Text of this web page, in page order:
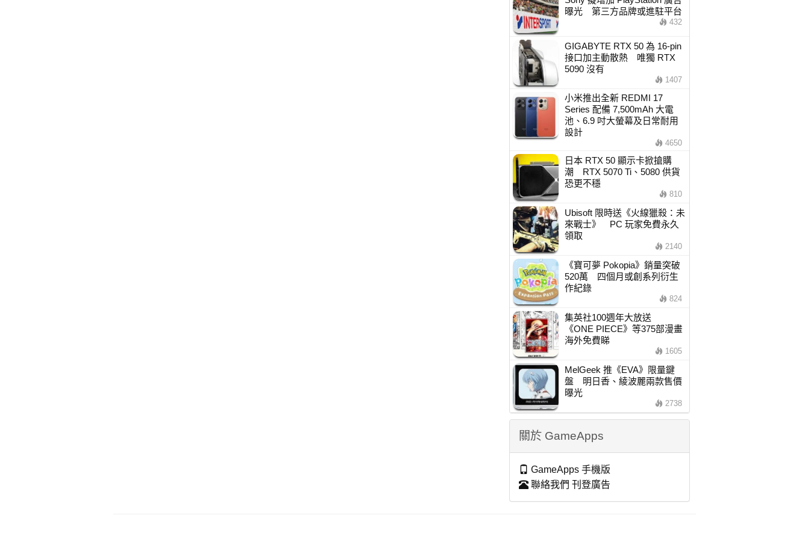
曝光 第三方品牌或進駐平台
432
GIGABYTE RTX 50 為 16-pin
接口加主動散熱 唯獨 RTX
5090 沒有
1407
小米推出全新 REDMI 17
Series 配備 7,500mAh 大電
池、6.9 吋大螢幕及日常耐用
設計
4650
日本 RTX 50 顯示卡掀搶購
潮 RTX 5070 Ti、5080 供貨
恐更不穩
810
Ubisoft 限時送《火線獵殺：未
來戰士》 PC 玩家免費永久
領取
2140
《寶可夢 Pokopia》銷量突破
520萬 四個月或創系列衍生
作紀錄
824
集英社100週年大放送
《ONE PIECE》等375部漫畫
海外免費睇
1605
MelGeek 推《EVA》限量鍵
盤 明日香、綾波麗兩款售價
曝光
2738
關於 GameApps
GameApps 手機版
聯絡我們 刊登廣告